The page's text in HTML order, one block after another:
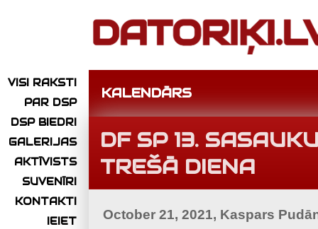
VISI RAKSTI
PAR DSP
DSP BIEDRI
GALERIJAS
AKTĪVISTS
SUVENĪRI
KONTAKTI
IEIET
KALENDĀRS
DF SP 13.
TREŠĀ DIENA
October 21, 2021, Kaspars